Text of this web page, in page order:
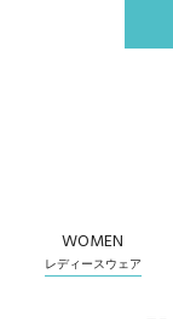
WOMEN
レディースウェア